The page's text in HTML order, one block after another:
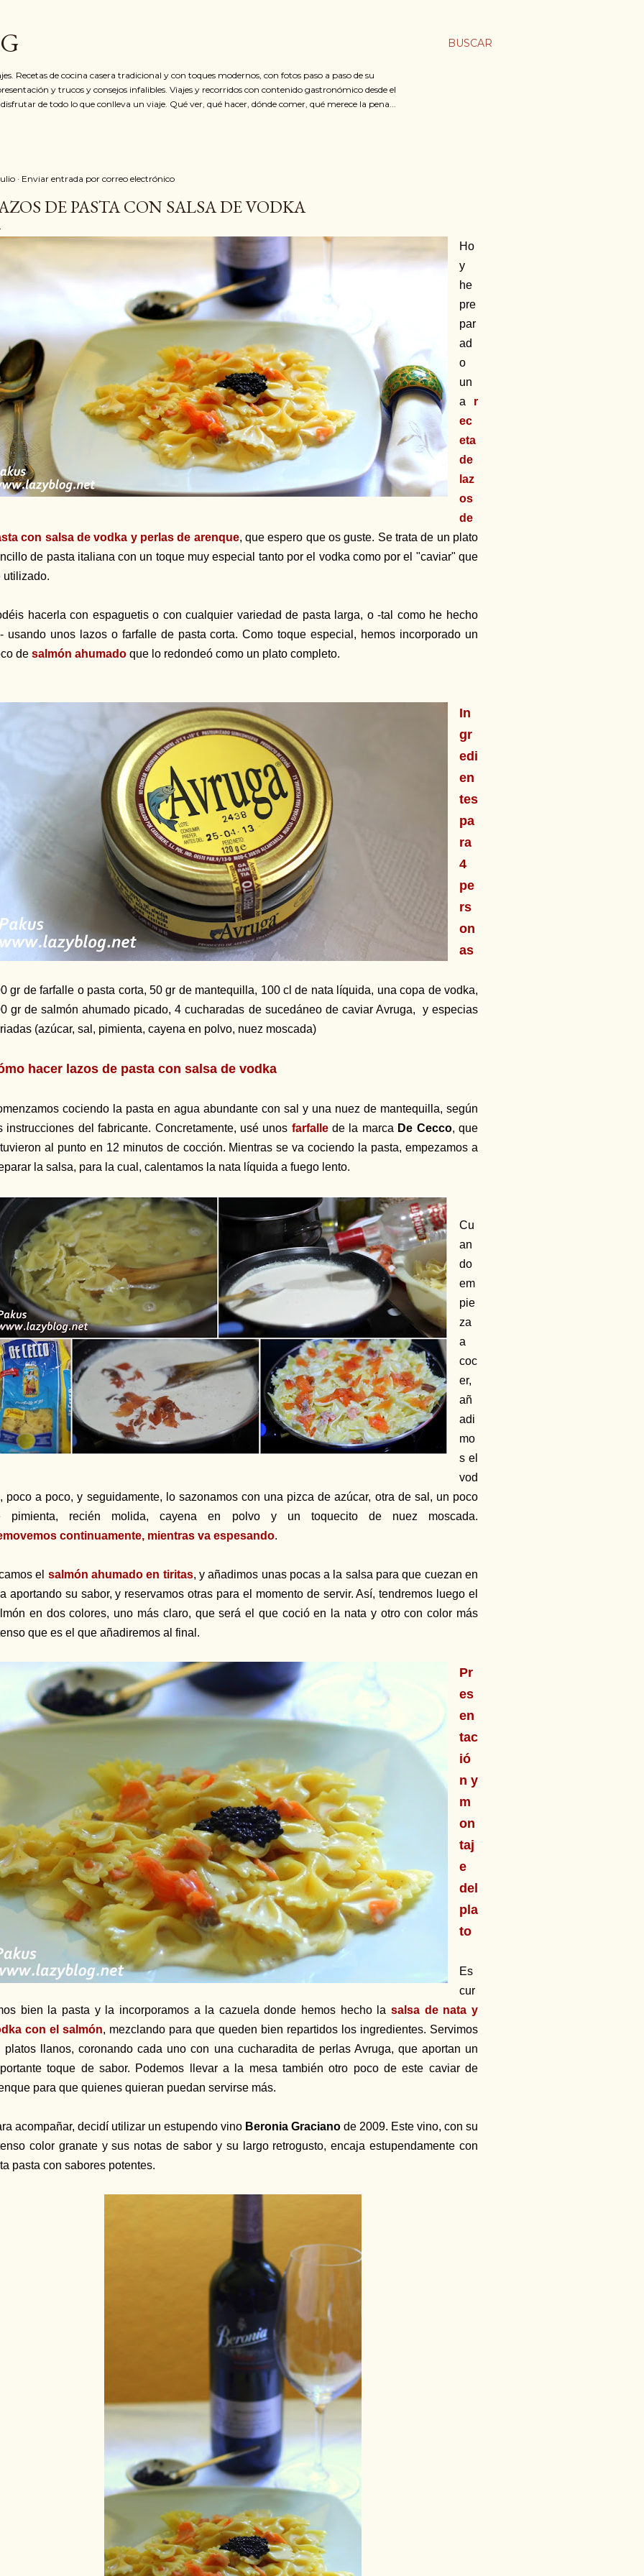
BUSCAR
Recetas de cocina casera tradicional y con toques modernos, con fotos paso a paso de su
y trucos y consejos infalibles. Viajes y recorridos con contenido gastronómico desde el
de todo lo que conlleva un viaje. Qué ver, qué hacer, dónde comer, qué merece la pena...
Enviar entrada por correo electrónico
DE PASTA CON SALSA DE VODKA
Ho
y
he
pre
par
ad
o
un
a r
ec
eta
de
laz
os
de
con salsa de vodka y perlas de arenque, que espero que os guste. Se trata de un plato
de pasta italiana con un toque muy especial tanto por el vodka como por el "caviar" que
utilizado.
hacerla con espaguetis o con cualquier variedad de pasta larga, o -tal como he hecho
usando unos lazos o farfalle de pasta corta. Como toque especial, hemos incorporado un
de salmón ahumado que lo redondeó como un plato completo.
In
gr
edi
en
tes
pa
ra
4
pe
rs
on
as
gr de farfalle o pasta corta, 50 gr de mantequilla, 100 cl de nata líquida, una copa de vodka,
gr de salmón ahumado picado, 4 cucharadas de sucedáneo de caviar Avruga, y especias
(azúcar, sal, pimienta, cayena en polvo, nuez moscada)
hacer lazos de pasta con salsa de vodka
cociendo la pasta en agua abundante con sal y una nuez de mantequilla, según
instrucciones del fabricante. Concretamente, usé unos farfallede la marca De Cecco, que
al punto en 12 minutos de cocción. Mientras se va cociendo la pasta, empezamos a
la salsa, para la cual, calentamos la nata líquida a fuego lento.
Cu
an
do
em
pie
za
a
coc
er,
añ
adi
mo
s el
vod
poco a poco, y seguidamente, lo sazonamos con una pizca de azúcar, otra de sal, un poco
pimienta, recién molida, cayena en polvo y un toquecito de nuez moscada.
continuamente, mientras va espesando.
el salmón ahumado en tiritas, y añadimos unas pocas a la salsa para que cuezan en
aportando su sabor, y reservamos otras para el momento de servir. Así, tendremos luego el
en dos colores, uno más claro, que será el que coció en la nata y otro con color más
que es el que añadiremos al final.
Pr
es
en
tac
ió
n y
m
on
taj
e
del
pla
to
Es
cur
bien la pasta y la incorporamos a la cazuela donde hemos hecho lasalsa de nata y
con el salmón, mezclando para que queden bien repartidos los ingredientes. Servimos
platos llanos, coronando cada uno con una cucharadita de perlas Avruga, que aportan un
toque de sabor. Podemos llevar a la mesa también otro poco de este caviar de
para que quienes quieran puedan servirse más.
acompañar, decidí utilizar un estupendo vino Beronia Graciano de 2009. Este vino, con su
color granate y sus notas de sabor y su largo retrogusto, encaja estupendamente con
pasta con sabores potentes.